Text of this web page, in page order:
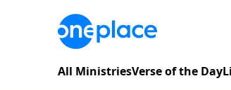
All MinistriesVerse of the Day